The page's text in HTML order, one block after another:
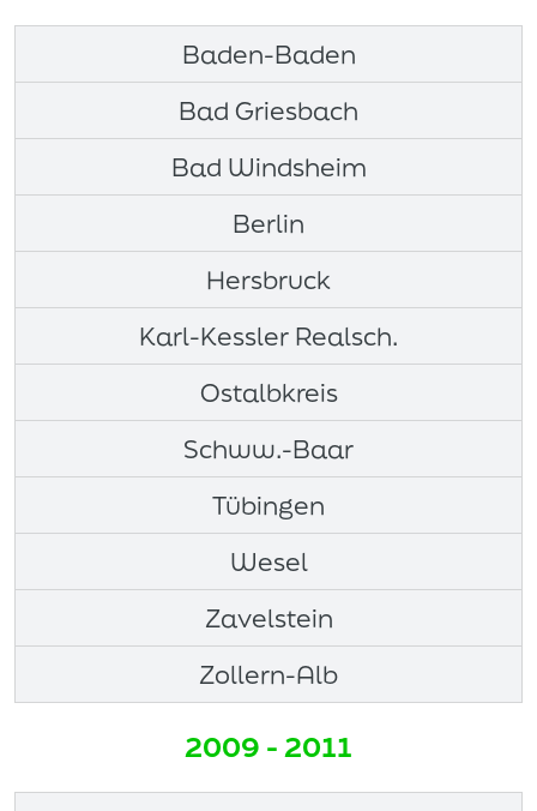
Baden-Baden
Bad Griesbach
Bad Windsheim
Berlin
Hersbruck
Karl-Kessler Realsch.
Ostalbkreis
Schww.-Baar
Tübingen
Wesel
Zavelstein
Zollern-Alb
2009 - 2011